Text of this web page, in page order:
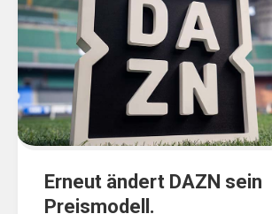
Erneut ändert DAZN sein
Preismodell.